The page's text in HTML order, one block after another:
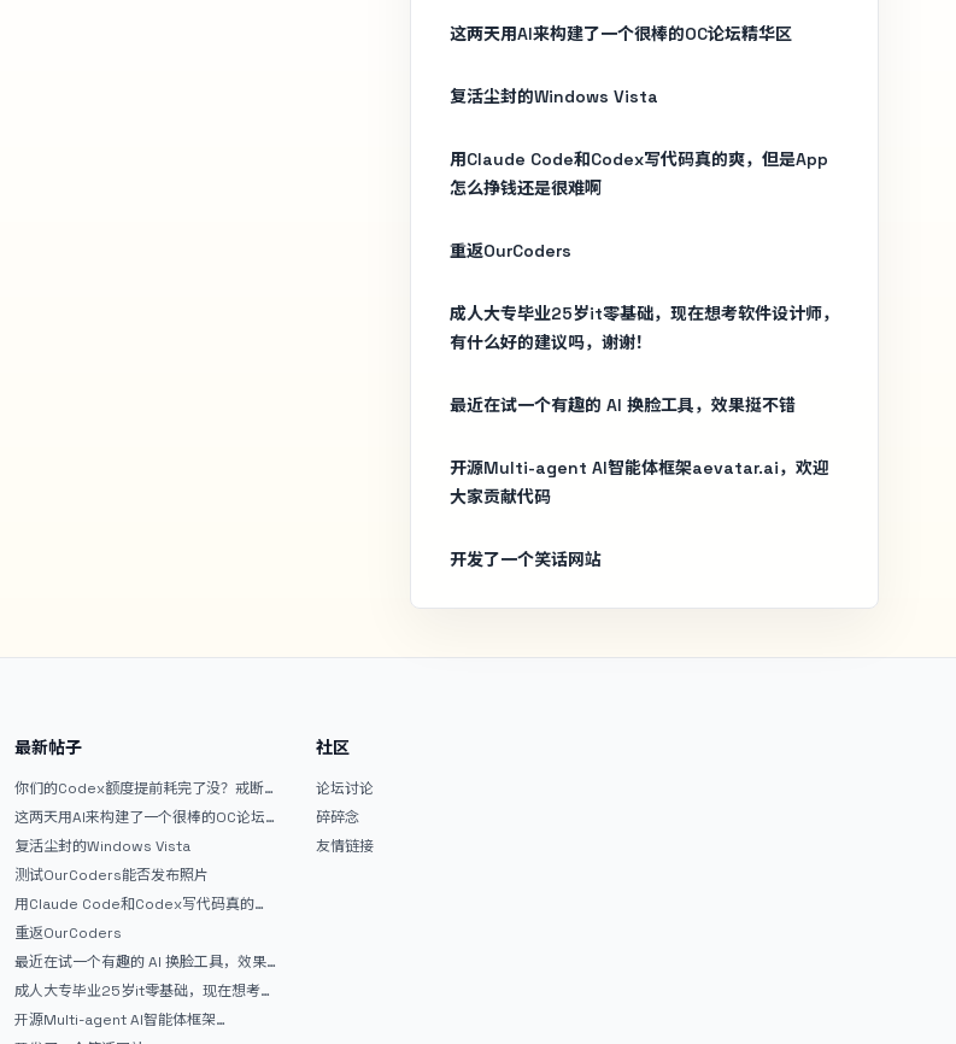
这两天用AI来构建了一个很棒的OC论坛精华区
复活尘封的Windows Vista
用Claude Code和Codex写代码真的爽，但是App
怎么挣钱还是很难啊
重返OurCoders
成人大专毕业25岁it零基础，现在想考软件设计师，
有什么好的建议吗，谢谢！
最近在试一个有趣的 AI 换脸工具，效果挺不错
开源Multi-agent AI智能体框架aevatar.ai，欢迎
大家贡献代码
开发了一个笑话网站
最新帖子
你们的Codex额度提前耗完了没？戒断
反应如何？
这两天用AI来构建了一个很棒的OC论坛
精华区
复活尘封的Windows Vista
测试OurCoders能否发布照片
用Claude Code和Codex写代码真的
爽，但是App怎么挣钱还是很难啊
重返OurCoders
最近在试一个有趣的 AI 换脸工具，效果
挺不错
成人大专毕业25岁it零基础，现在想考软
件设计师，有什么好的建议吗，谢谢！
开源Multi-agent AI智能体框架
aevatar.ai，欢迎大家贡献代码
社区
论坛讨论
碎碎念
友情链接